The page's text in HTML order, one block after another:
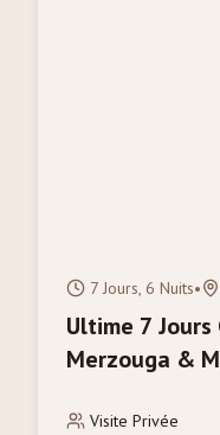
7 Jours, 6 Nuits•
Ultime 7 Jours
Merzouga &
Visite Privée